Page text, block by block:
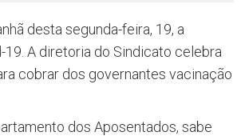
desta segunda-feira, 19, a
A diretoria do Sindicato celebra
cobrar dos governantes vacinação
dos Aposentados, sabe